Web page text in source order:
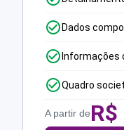
Dados
Informações
Quadro
A partir deR$